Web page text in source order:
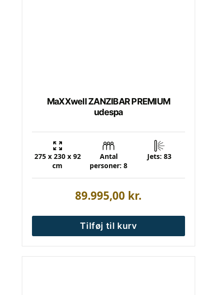
MaXXwell ZANZIBAR PREMIUM
udespa
275 x 230 x 92
cm
Antal
personer: 8
Jets: 83
89.995,00 kr.
Tilføj til kurv